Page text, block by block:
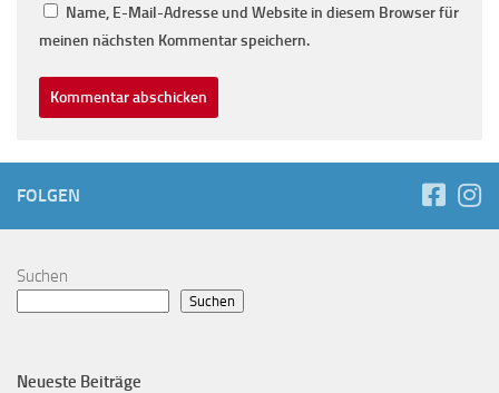
Name, E-Mail-Adresse und Website in diesem Browser für
meinen nächsten Kommentar speichern.
FOLGEN
Suchen
Suchen
Neueste Beiträge